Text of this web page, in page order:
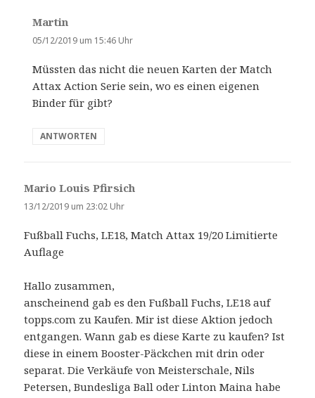
Martin
a
t
:
05/12/2019 um 15:46 Uhr
Müssten das nicht die neuen Karten der Match
Attax Action Serie sein, wo es einen eigenen
Binder für gibt?
ANTWORTEN
Mario Louis Pfirsich
t
13/12/2019 um 23:02 Uhr
Fußball Fuchs, LE18, Match Attax 19/20 Limitierte
Auflage
Hallo zusammen,
anscheinend gab es den Fußball Fuchs, LE18 auf
topps.com zu Kaufen. Mir ist diese Aktion jedoch
entgangen. Wann gab es diese Karte zu kaufen? Ist
diese in einem Booster-Päckchen mit drin oder
separat. Die Verkäufe von Meisterschale, Nils
Petersen, Bundesliga Ball oder Linton Maina habe